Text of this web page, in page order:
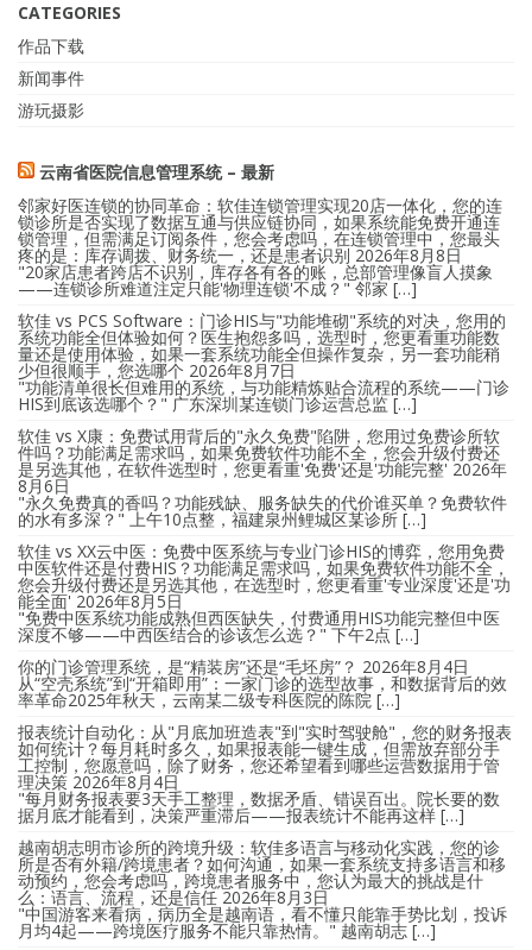
CATEGORIES
作品下载
新闻事件
游玩摄影
云南省医院信息管理系统 – 最新
邻家好医连锁的协同革命：软佳连锁管理实现20店一体化，您的连
锁诊所是否实现了数据互通与供应链协同，如果系统能免费开通连
锁管理，但需满足订阅条件，您会考虑吗，在连锁管理中，您最头
疼的是：库存调拨、财务统一，还是患者识别 2026年8月8日
"20家店患者跨店不识别，库存各有各的账，总部管理像盲人摸象
——连锁诊所难道注定只能'物理连锁'不成？" 邻家 […]
软佳 vs PCS Software：门诊HIS与"功能堆砌"系统的对决，您用的
系统功能全但体验如何？医生抱怨多吗，选型时，您更看重功能数
量还是使用体验，如果一套系统功能全但操作复杂，另一套功能稍
少但很顺手，您选哪个 2026年8月7日
"功能清单很长但难用的系统，与功能精炼贴合流程的系统——门诊
HIS到底该选哪个？" 广东深圳某连锁门诊运营总监 […]
软佳 vs X康：免费试用背后的"永久免费"陷阱，您用过免费诊所软
件吗？功能满足需求吗，如果免费软件功能不全，您会升级付费还
是另选其他，在软件选型时，您更看重'免费'还是'功能完整' 2026年
8月6日
"永久免费真的香吗？功能残缺、服务缺失的代价谁买单？免费软件
的水有多深？" 上午10点整，福建泉州鲤城区某诊所 […]
软佳 vs XX云中医：免费中医系统与专业门诊HIS的博弈，您用免费
中医软件还是付费HIS？功能满足需求吗，如果免费软件功能不全，
您会升级付费还是另选其他，在选型时，您更看重'专业深度'还是'功
能全面' 2026年8月5日
"免费中医系统功能成熟但西医缺失，付费通用HIS功能完整但中医
深度不够——中西医结合的诊该怎么选？" 下午2点 […]
你的门诊管理系统，是“精装房”还是“毛坯房”？ 2026年8月4日
从“空壳系统”到“开箱即用”：一家门诊的选型故事，和数据背后的效
率革命2025年秋天，云南某二级专科医院的陈院 […]
报表统计自动化：从"月底加班造表"到"实时驾驶舱"，您的财务报表
如何统计？每月耗时多久，如果报表能一键生成，但需放弃部分手
工控制，您愿意吗，除了财务，您还希望看到哪些运营数据用于管
理决策 2026年8月4日
"每月财务报表要3天手工整理，数据矛盾、错误百出。院长要的数
据月底才能看到，决策严重滞后——报表统计不能再这样 […]
越南胡志明市诊所的跨境升级：软佳多语言与移动化实践，您的诊
所是否有外籍/跨境患者？如何沟通，如果一套系统支持多语言和移
动预约，您会考虑吗，跨境患者服务中，您认为最大的挑战是什
么：语言、流程，还是信任 2026年8月3日
"中国游客来看病，病历全是越南语，看不懂只能靠手势比划，投诉
月均4起——跨境医疗服务不能只靠热情。" 越南胡志 […]